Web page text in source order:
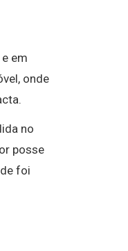
em
onde
no
posse
foi